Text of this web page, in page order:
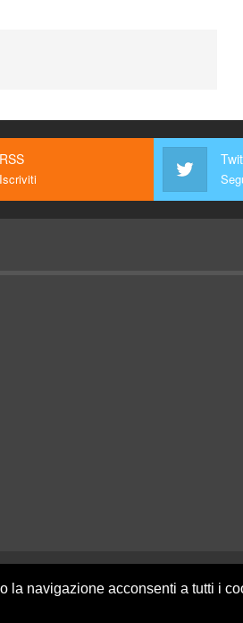
RSS
Iscriviti
navigazione acconsenti a tutti i